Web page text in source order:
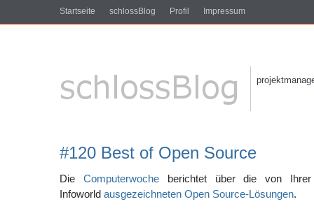
Startseite schlossBlog Profil Impressum
#120 Best of Open Source
Die Computerwocheberichtet über die von Ihrer
Infoworld ausgezeichneten Open Source-Lösungen.